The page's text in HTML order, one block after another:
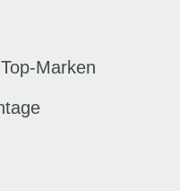
Marken